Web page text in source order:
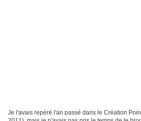
Je l'avais repéré l'an passé dans le Création